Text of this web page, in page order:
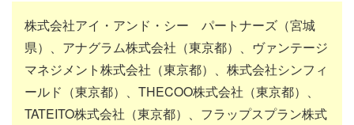
株式会社アイ・アンド・シー パートナーズ（宮城
県）、アナグラム株式会社（東京都）、ヴァンテージ
マネジメント株式会社（東京都）、株式会社シンフィ
ールド（東京都）、THECOO株式会社（東京都）、
TATEITO株式会社（東京都）、フラップスプラン株式